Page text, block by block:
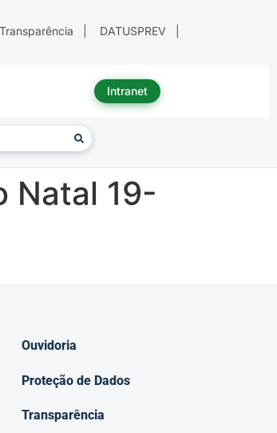
Transparência DATUSPREV
Intranet
Natal 19-
Ouvidoria
Proteção de Dados
Transparência